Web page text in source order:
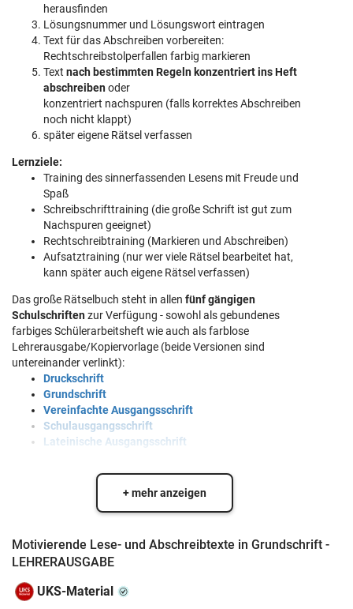
herausfinden
Lösungsnummer und Lösungswort eintragen
Text für das Abschreiben vorbereiten:
Rechtschreibstolperfallen farbig markieren
Text nach bestimmten Regeln konzentriert ins Heft
abschreibenoder
konzentriert nachspuren (falls korrektes Abschreiben
noch nicht klappt)
später eigene Rätsel verfassen
Lernziele:
Training des sinnerfassenden Lesens mit Freude und
Spaß
Schreibschrifttraining (die große Schrift ist gut zum
Nachspuren geeignet)
Rechtschreibtraining (Markieren und Abschreiben)
Aufsatztraining (nur wer viele Rätsel bearbeitet hat,
kann später auch eigene Rätsel verfassen)
Das große Rätselbuch steht in allen fünf gängigen
Schulschriftenzur Verfügung - sowohl als gebundenes
farbiges Schülerarbeitsheft wie auch als farblose
Lehrerausgabe/Kopiervorlage (beide Versionen sind
untereinander verlinkt):
Druckschrift
Grundschrift
Vereinfachte Ausgangsschrift
Schulausgangsschrift
Lateinische Ausgangsschrift
+ mehr anzeigen
Motivierende Lese- und Abschreibtexte in Grundschrift -
LEHRERAUSGABE
UKS-Material